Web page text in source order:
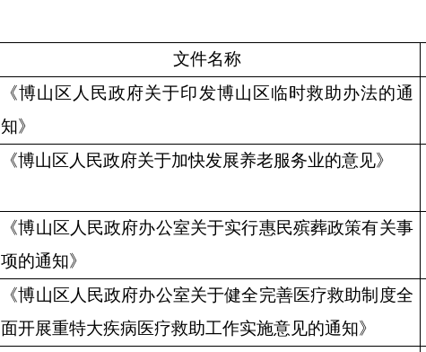
文件名称
《博山区人民政府关于印发博山区临时救助办法的通
知》
《博山区人民政府关于加快发展养老服务业的意见》
《博山区人民政府办公室关于实行惠民殡葬政策有关事
项的通知》
《博山区人民政府办公室关于健全完善医疗救助制度全
面开展重特大疾病医疗救助工作实施意见的通知》